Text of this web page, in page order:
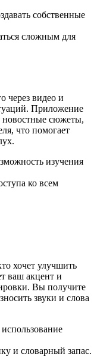
собственные
сложным для
через видео и
Приложение
сюжеты,
что помогает
изучения
ко всем
хочет улучшить
ваш акцент и
Вы получите
звуки и слова
и словарный запас.